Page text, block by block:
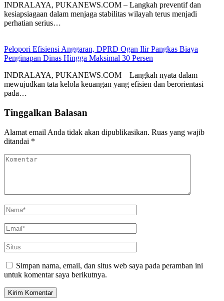
INDRALAYA, PUKANEWS.COM – Langkah preventif dan
kesiapsiagaan dalam menjaga stabilitas wilayah terus menjadi
perhatian serius…
Pelopori Efisiensi Anggaran, DPRD Ogan Ilir Pangkas Biaya
Penginapan Dinas Hingga Maksimal 30 Persen
INDRALAYA, PUKANEWS.COM – Langkah nyata dalam
mewujudkan tata kelola keuangan yang efisien dan berorientasi
pada…
Tinggalkan Balasan
Alamat email Anda tidak akan dipublikasikan. Ruas yang wajib
ditandai *
Simpan nama, email, dan situs web saya pada peramban ini
untuk komentar saya berikutnya.